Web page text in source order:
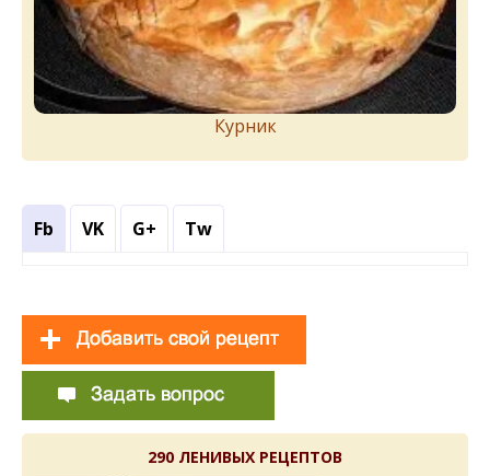
Курник
Fb VK G+ Tw
290 ЛЕНИВЫХ РЕЦЕПТОВ